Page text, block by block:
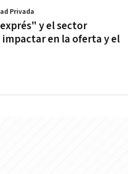
y el sector
en la oferta y el
Privada